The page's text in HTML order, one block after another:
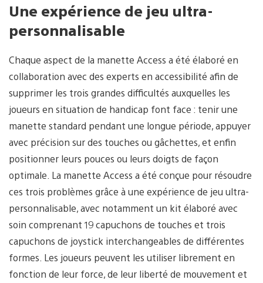
Une expérience de jeu ultra-
personnalisable
Chaque aspect de la manette Access a été élaboré en
collaboration avec des experts en accessibilité afin de
supprimer les trois grandes difficultés auxquelles les
joueurs en situation de handicap font face : tenir une
manette standard pendant une longue période, appuyer
avec précision sur des touches ou gâchettes, et enfin
positionner leurs pouces ou leurs doigts de façon
optimale. La manette Access a été conçue pour résoudre
ces trois problèmes grâce à une expérience de jeu ultra-
personnalisable, avec notamment un kit élaboré avec
soin comprenant 19 capuchons de touches et trois
capuchons de joystick interchangeables de différentes
formes. Les joueurs peuvent les utiliser librement en
fonction de leur force, de leur liberté de mouvement et